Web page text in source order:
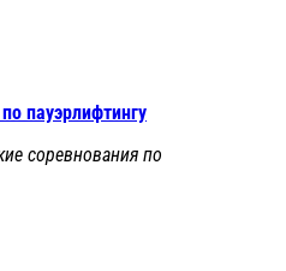
пауэрлифтингу
соревнования по